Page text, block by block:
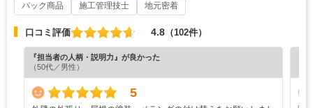
パック商品
施工管理技士 地元密着
口コミ評価 4.8 （102件）
『担当者の人柄・説明力』が良かった
（50代／男性）
5